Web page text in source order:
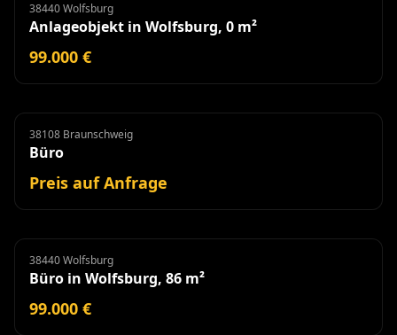
Anlageobjekt
38440 Wolfsburg
Anlageobjekt in Wolfsburg, 0 m²
99.000 €
Büro Miete
38108 Braunschweig
Büro
Preis auf Anfrage
Büro
38440 Wolfsburg
Büro in Wolfsburg, 86 m²
99.000 €